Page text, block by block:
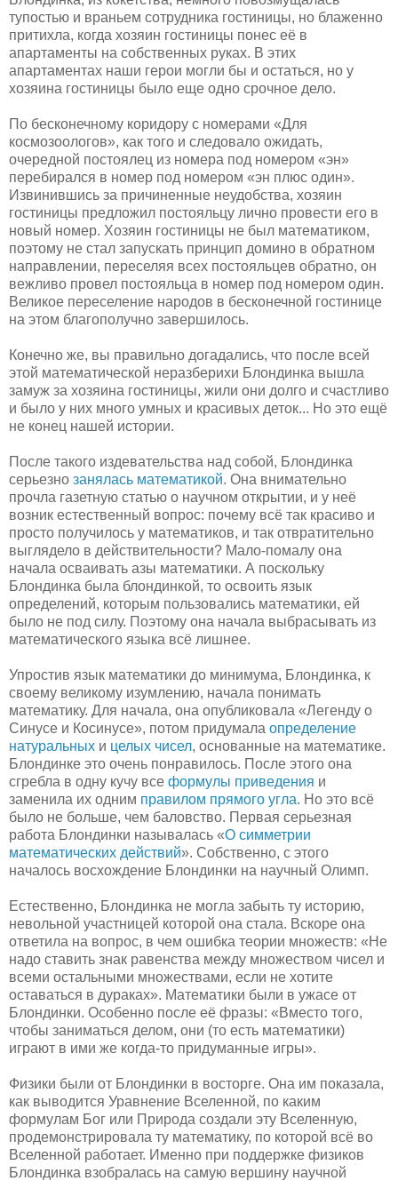
тупостью и враньем сотрудника гостиницы, но блаженно
притихла, когда хозяин гостиницы понес её в
апартаменты на собственных руках. В этих
апартаментах наши герои могли бы и остаться, но у
хозяина гостиницы было еще одно срочное дело.
По бесконечному коридору с номерами «Для
космозоологов», как того и следовало ожидать,
очередной постоялец из номера под номером «эн»
перебирался в номер под номером «эн плюс один».
Извинившись за причиненные неудобства, хозяин
гостиницы предложил постояльцу лично провести его в
новый номер. Хозяин гостиницы не был математиком,
поэтому не стал запускать принцип домино в обратном
направлении, переселяя всех постояльцев обратно, он
вежливо провел постояльца в номер под номером один.
Великое переселение народов в бесконечной гостинице
на этом благополучно завершилось.
Конечно же, вы правильно догадались, что после всей
этой математической неразберихи Блондинка вышла
замуж за хозяина гостиницы, жили они долго и счастливо
и было у них много умных и красивых деток... Но это ещё
не конец нашей истории.
После такого издевательства над собой, Блондинка
серьезно занялась математикой. Она внимательно
прочла газетную статью о научном открытии, и у неё
возник естественный вопрос: почему всё так красиво и
просто получилось у математиков, и так отвратительно
выглядело в действительности? Мало-помалу она
начала осваивать азы математики. А поскольку
Блондинка была блондинкой, то освоить язык
определений, которым пользовались математики, ей
было не под силу. Поэтому она начала выбрасывать из
математического языка всё лишнее.
Упростив язык математики до минимума, Блондинка, к
своему великому изумлению, начала понимать
математику. Для начала, она опубликовала «Легенду о
Синусе и Косинусе», потом придумала определение
натуральных и целых чисел, основанные на математике.
Блондинке это очень понравилось. После этого она
сгребла в одну кучу все формулы приведения и
заменила их одним правилом прямого угла. Но это всё
было не больше, чем баловство. Первая серьезная
работа Блондинки называлась «О симметрии
математических действий». Собственно, с этого
началось восхождение Блондинки на научный Олимп.
Естественно, Блондинка не могла забыть ту историю,
невольной участницей которой она стала. Вскоре она
ответила на вопрос, в чем ошибка теории множеств: «Не
надо ставить знак равенства между множеством чисел и
всеми остальными множествами, если не хотите
оставаться в дураках». Математики были в ужасе от
Блондинки. Особенно после её фразы: «Вместо того,
чтобы заниматься делом, они (то есть математики)
играют в ими же когда-то придуманные игры».
Физики были от Блондинки в восторге. Она им показала,
как выводится Уравнение Вселенной, по каким
формулам Бог или Природа создали эту Вселенную,
продемонстрировала ту математику, по которой всё во
Вселенной работает. Именно при поддержке физиков
Блондинка взобралась на самую вершину научной